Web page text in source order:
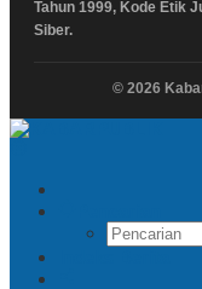
Tahun 1999, Kode Etik
Siber.
© 2026